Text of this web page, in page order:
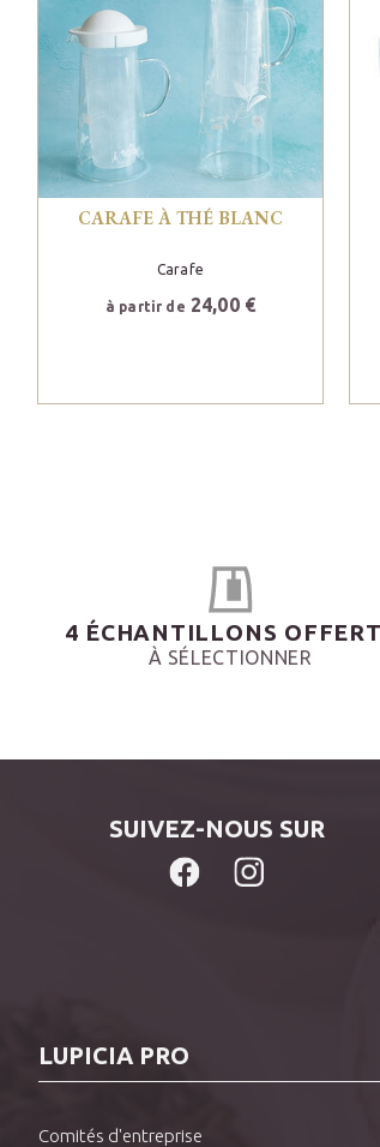
CARAFE À THÉ BLANC
Carafe
à partir de 24,00 €
4 ÉCHANTILLONS
À SÉLECTIONNER
SUIVEZ-NOUS SUR
LUPICIA PRO
Comités d'entreprise